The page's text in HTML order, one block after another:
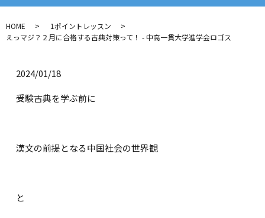
HOME
1ポイントレッスン
えっマジ？２月に合格する古典対策って！ - 中高一貫大学進学会ロゴス
2024/01/18
受験古典を学ぶ前に
漢文の前提となる中国社会の世界観
と